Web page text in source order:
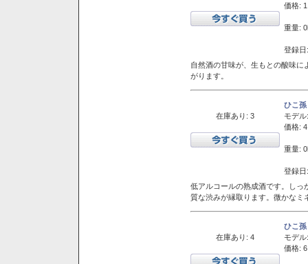
価格:
重量:
登録
自然酒の甘味が、生もとの酸味
がります。
在庫あり: 3
ひこ
モデル:
価格:
重量:
登録
低アルコールの熟成酒です。しっ
質な渋みが縁取ります。微かなミ
在庫あり: 4
ひこ
モデル:
価格: